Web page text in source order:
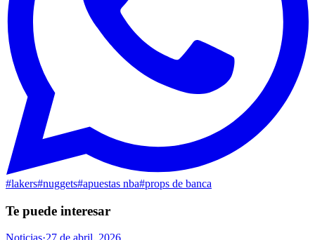
#lakers#nuggets#apuestas nba#props de banca
Te puede interesar